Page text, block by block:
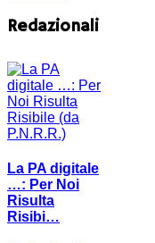
Redazionali
La PA digitale
…: Per Noi
Risulta
Risibi…